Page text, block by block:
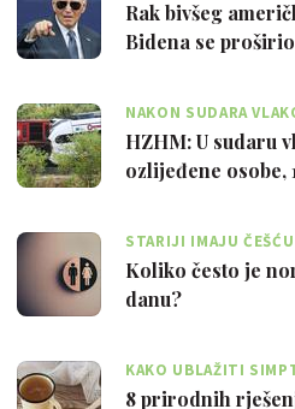
Rak bivšeg
Bidena se
NAKON SUDARA
HZHM: U sudaru
ozlijeđene osobe,
STARIJI IMAJU
Koliko često je
danu?
KAKO UBLAŽITI
8 prirodnih